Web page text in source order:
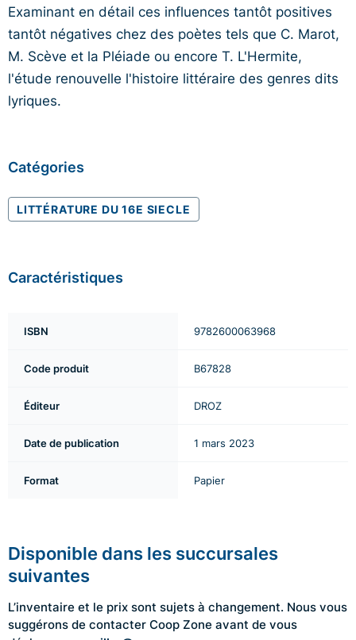
Examinant en détail ces influences tantôt positives
tantôt négatives chez des poètes tels que C. Marot,
M. Scève et la Pléiade ou encore T. L'Hermite,
l'étude renouvelle l'histoire littéraire des genres dits
lyriques.
Catégories
LITTÉRATURE DU 16E SIECLE
Caractéristiques
ISBN 9782600063968
Code produit B67828
Éditeur DROZ
Date de publication 1 mars 2023
Format Papier
Disponible dans les succursales
suivantes
L’inventaire et le prix sont sujets à changement. Nous vous
suggérons de contacter Coop Zone avant de vous